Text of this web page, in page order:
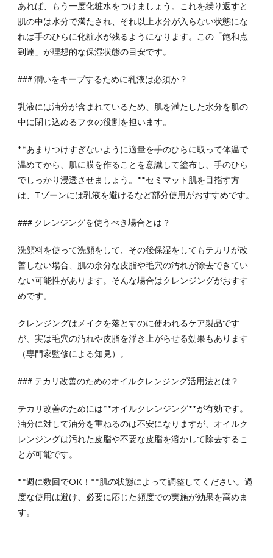
あれば、もう一度化粧水をつけましょう。これを繰り返すと
肌の中は水分で満たされ、それ以上水分が入らない状態にな
れば手のひらに化粧水が残るようになります。この「飽和点
到達」が理想的な保湿状態の目安です。
### 潤いをキープするために乳液は必須か？
乳液には油分が含まれているため、肌を満たした水分を肌の
中に閉じ込めるフタの役割を担います。
**あまりつけすぎないように適量を手のひらに取って体温で
温めてから、肌に膜を作ることを意識して塗布し、手のひら
でしっかり浸透させましょう。**セミマット肌を目指す方
は、Tゾーンには乳液を避けるなど部分使用がおすすめです。
### クレンジングを使うべき場合とは？
洗顔料を使って洗顔をして、その後保湿をしてもテカリが改
善しない場合、肌の余分な皮脂や毛穴の汚れが除去できてい
ない可能性があります。そんな場合はクレンジングがおすす
めです。
クレンジングはメイクを落とすのに使われるケア製品です
が、実は毛穴の汚れや皮脂を浮き上がらせる効果もあります
（専門家監修による知見）。
### テカリ改善のためのオイルクレンジング活用法とは？
テカリ改善のためには**オイルクレンジング**が有効です。
油分に対して油分を重ねるのは不安になりますが、オイルク
レンジングは汚れた皮脂や不要な皮脂を溶かして除去するこ
とが可能です。
**週に数回でOK！**肌の状態によって調整してください。過
度な使用は避け、必要に応じた頻度での実施が効果を高めま
す。
—